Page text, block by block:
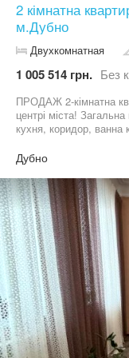
2 кімнатна
м.Дубно
Двухкомнатная
1 005 514 грн. Без
ПРОДАЖ 2-кімнатна
центрі міста!
кухня, коридор, ванна
Власний септик Є
підготовлена до
починати робити
територія Локація –
поряд – магазини,
Чудовий варіант як
комерційного
Телефонуйте
Дубно